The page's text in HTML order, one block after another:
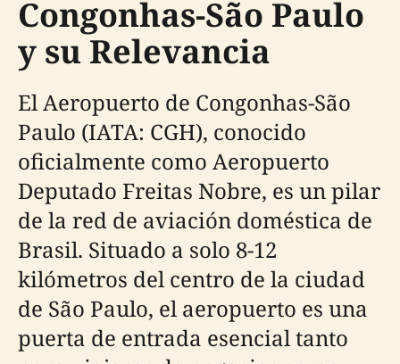
Congonhas-São Paulo
y su Relevancia
El Aeropuerto de Congonhas-São
Paulo (IATA: CGH), conocido
oficialmente como Aeropuerto
Deputado Freitas Nobre, es un pilar
de la red de aviación doméstica de
Brasil. Situado a solo 8-12
kilómetros del centro de la ciudad
de São Paulo, el aeropuerto es una
puerta de entrada esencial tanto